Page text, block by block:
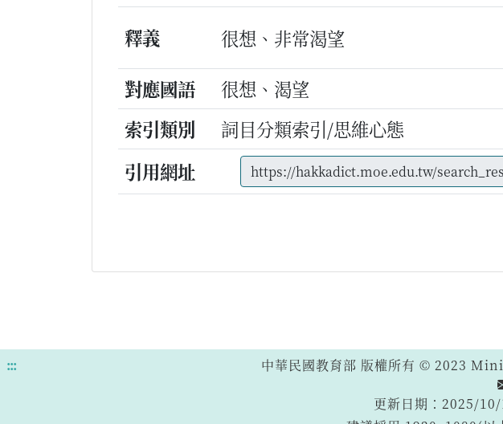
釋義
很想、非常渴望
對應國語
很想、渴望
索引類別
詞目分類索引/思維心態
引用網址
:::
中華民國教育部 版權所有 © 2023
更新日期：2025/